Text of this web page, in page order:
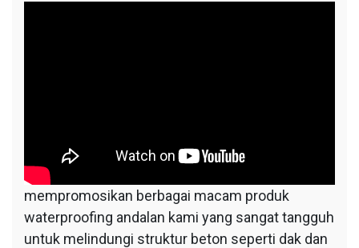
mempromosikan berbagai macam produk
waterproofing andalan kami yang sangat tangguh
untuk melindungi struktur beton seperti dak dan